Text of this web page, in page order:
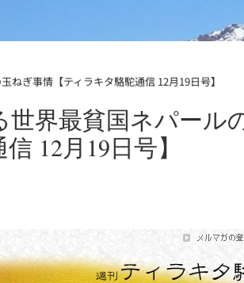
ねぎ事情【ティラキタ駱駝通信 12月19日号】
界最貧国ネパール
12月19日号】